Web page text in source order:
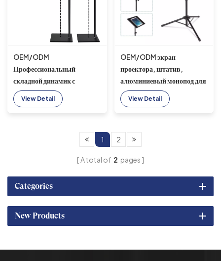
OEM/ODM
Профессиональный
складной динамик с
большой нагрузкой,
проектор, напольная
View Detail
OEM/ODM экран
проектора, штатив,
алюминиевый монопод для
селфи, алюминиевый
штатив для спасения
View Detail
1 2
A total of 2 pages
Categories
New Products